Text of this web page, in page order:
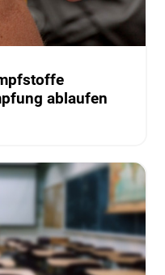
ablaufen